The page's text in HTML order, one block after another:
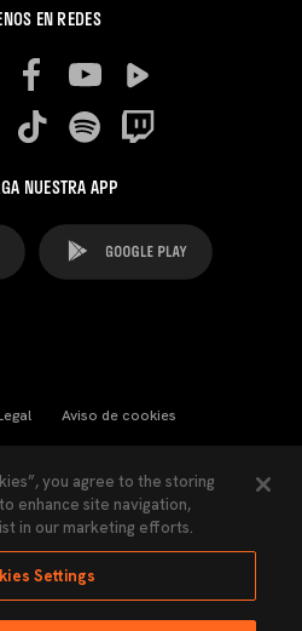
EN REDES
NUESTRA APP
Aviso de cookies
Política de Privacidad
you agree to the storing
enhance site navigation,
in our marketing efforts.
Settings